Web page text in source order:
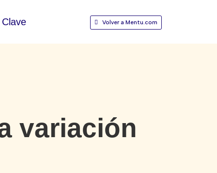
Clave Volver a Mentu.com
variación